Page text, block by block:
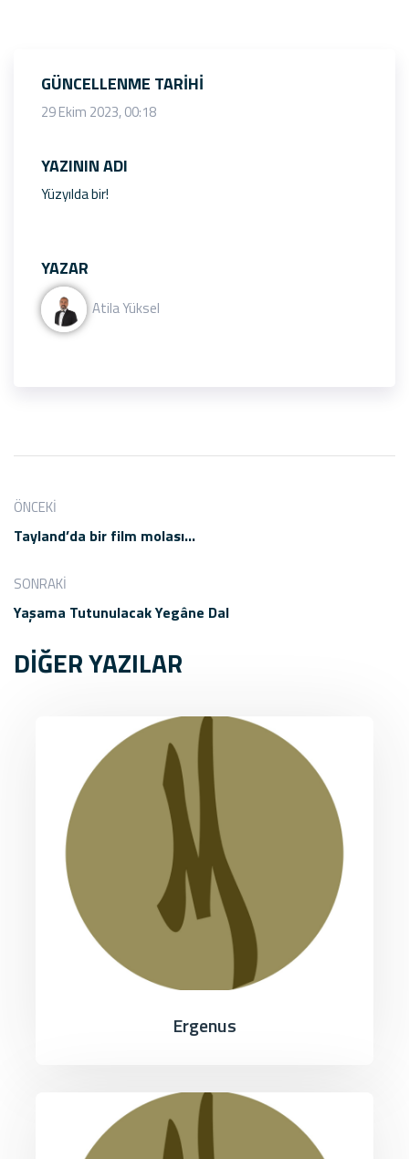
GÜNCELLENME TARIHI
29 Ekim 2023, 00:18
YAZININ ADI
Yüzyılda bir!
YAZAR
Atila Yüksel
ÖNCEKI
Tayland’da bir film molası…
SONRAKI
Yaşama Tutunulacak Yegâne Dal
DİĞER YAZILAR
Ergenus